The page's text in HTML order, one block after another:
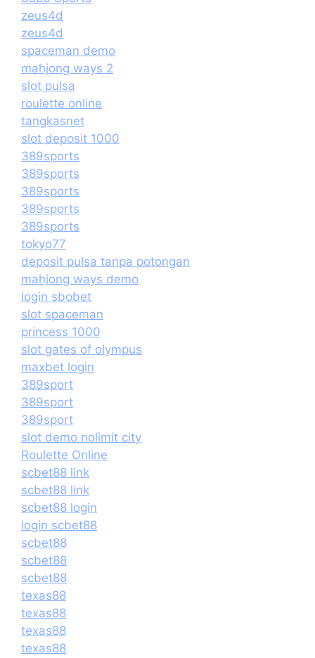
zeus4d
zeus4d
spaceman demo
mahjong ways 2
slot pulsa
roulette online
tangkasnet
slot deposit 1000
389sports
389sports
389sports
389sports
389sports
tokyo77
deposit pulsa tanpa potongan
mahjong ways demo
login sbobet
slot spaceman
princess 1000
slot gates of olympus
maxbet login
389sport
389sport
389sport
slot demo nolimit city
Roulette Online
scbet88 link
scbet88 link
scbet88 login
login scbet88
scbet88
scbet88
scbet88
texas88
texas88
texas88
texas88